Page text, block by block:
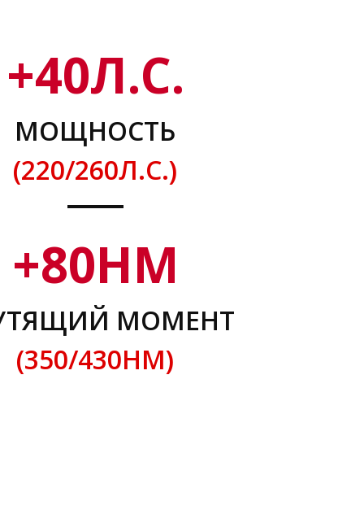
+40Л.С.
МОЩНОСТЬ
(220/260Л.С.)
+80НМ
МОМЕНТ
(350/430НМ)